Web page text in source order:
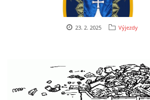
23. 2. 2025 Výjezdy